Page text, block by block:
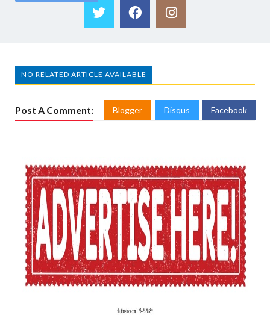
NO RELATED ARTICLE AVAILABLE
Post A Comment: Blogger Disqus Facebook